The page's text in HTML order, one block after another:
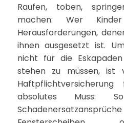
Raufen, toben,
machen: Wer
Herausforderungen,
ihnen ausgesetzt ist.
nicht für die
stehen zu müssen, ist
absolutes Muss: